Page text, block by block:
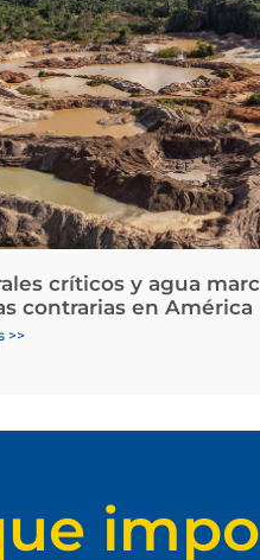
críticos y agua
contrarias en América
>>